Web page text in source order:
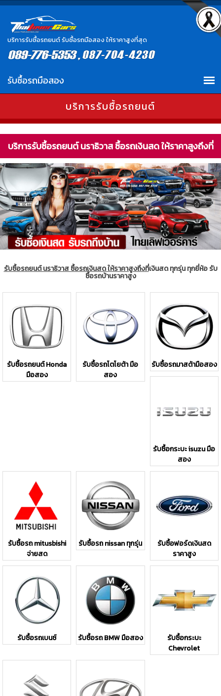
บริการรับซื้อรถยนต์ รับซื้อรถมือสอง ให้ราคาสูงที่สุด
บริการรับซื้อรถยนต์
บริการรับซื้อรถยนต์ นราธิวาส ซื้อรถเงินสด ให้ราคาสูงถึงที่
รับซื้อรถยนต์ นราธิวาส ซื้อรถเงินสด ให้ราคาสูงถึงที่เงินสด ทุกรุ่น ทุกยี่ห้อ รับ
ซื้อรถบ้านราคาสูง
รับซื้อรถยนต์ Honda
มือสอง
รับซื้อรถโตโยต้า มือ
สอง
รับซื้อรถมาสด้ามือสอง
รับซื้อกระบะ isuzu มือ
สอง
รับซื้อรถ mitusbishi
จ่ายสด
รับซื้อรถ nissan ทุกรุ่น
รับซื้อฟอร์ดเงินสด
ราคาสูง
รับซื้อรถเบนซ์ รับซื้อรถ BMW มือสอง
รับซื้อกระบะ
Chevrolet